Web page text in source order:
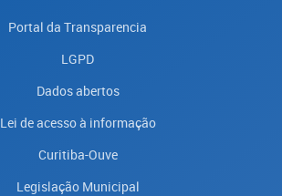
Portal da Transparencia
LGPD
Dados abertos
Lei de acesso à informação
Curitiba-Ouve
Legislação Municipal